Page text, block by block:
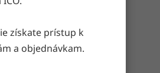
získate prístup k
a objednávkam.